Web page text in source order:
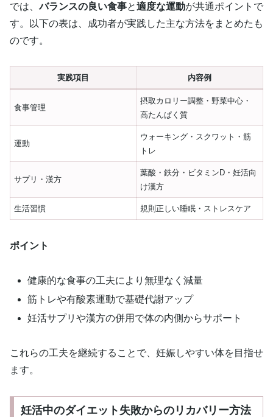
では、バランスの良い食事と適度な運動が共通ポイントで
す。以下の表は、成功者が実践した主な方法をまとめたも
のです。
実践項目 内容例
食事管理
摂取カロリー調整・野菜中心・
高たんぱく質
運動
ウォーキング・スクワット・筋
トレ
サプリ・漢方
葉酸・鉄分・ビタミンD・妊活向
け漢方
生活習慣 規則正しい睡眠・ストレスケア
ポイント
健康的な食事の工夫により無理なく減量
筋トレや有酸素運動で基礎代謝アップ
妊活サプリや漢方の併用で体の内側からサポート
これらの工夫を継続することで、妊娠しやすい体を目指せ
ます。
妊活中のダイエット失敗からのリカバリー方法